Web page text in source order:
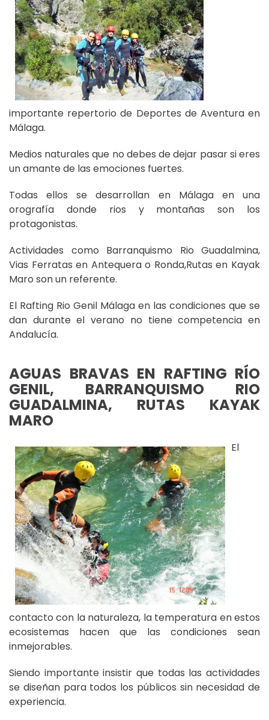
importante repertorio de Deportes de Aventura en
Málaga.
Medios naturales que no debes de dejar pasar si eres
un amante de las emociones fuertes.
Todas ellos se desarrollan en Málaga en una
orografía donde rios y montañas son los
protagonistas.
Actividades como Barranquismo Rio Guadalmina,
Vias Ferratas en Antequera o Ronda,Rutas en Kayak
Maro son un referente.
El Rafting Rio Genil Málaga en las condiciones que se
dan durante el verano no tiene competencia en
Andalucía.
AGUAS BRAVAS EN RAFTING RÍO
GENIL, BARRANQUISMO RIO
GUADALMINA, RUTAS KAYAK
MARO
El
contacto con la naturaleza, la temperatura en estos
ecosistemas hacen que las condiciones sean
inmejorables.
Siendo importante insistir que todas las actividades
se diseñan para todos los públicos sin necesidad de
experiencia.